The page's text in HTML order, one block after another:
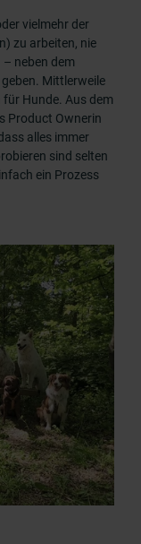
vielmehr der
zu arbeiten, nie
– neben dem
Mittlerweile
Hunde. Aus dem
Product Ownerin
alles immer
sind selten
ein Prozess